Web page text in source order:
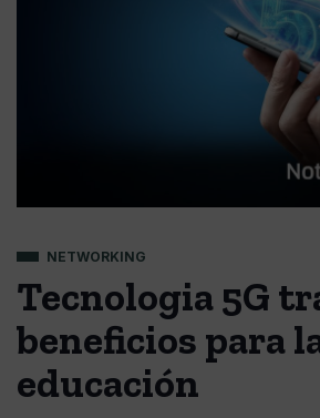
NETWORKING
Tecnologia 5G
beneficios para
educación